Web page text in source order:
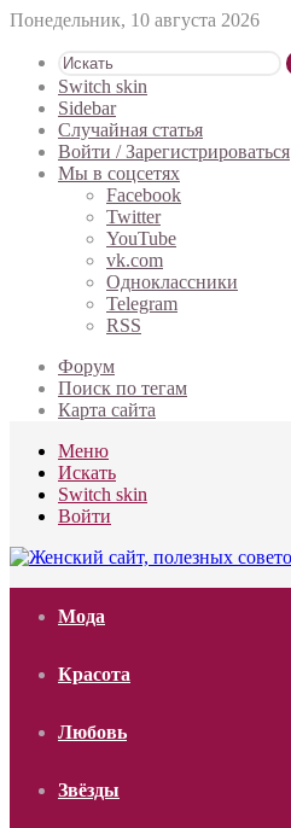
Понедельник, 10 августа 2026
Switch skin
Sidebar
Случайная статья
Войти / Зарегистрироваться
Мы в соцсетях
Facebook
Twitter
YouTube
vk.com
Одноклассники
Telegram
RSS
Форум
Поиск по тегам
Карта сайта
Меню
Искать
Switch skin
Войти
Мода
Красота
Любовь
Звёзды